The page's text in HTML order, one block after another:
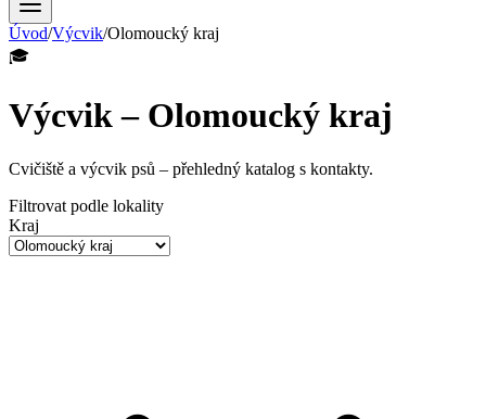
Úvod/Výcvik/Olomoucký kraj
🎓
Výcvik – Olomoucký kraj
Cvičiště a výcvik psů – přehledný katalog s kontakty.
Filtrovat podle lokality
Kraj